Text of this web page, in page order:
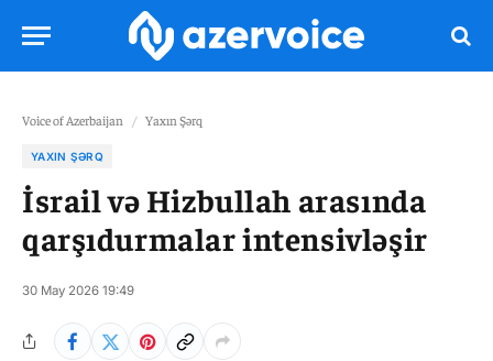
Voice of Azerbaijan / Yaxın Şərq
YAXIN ŞƏRQ
İsrail və Hizbullah arasında
qarşıdurmalar intensivləşir
30 May 2026 19:49